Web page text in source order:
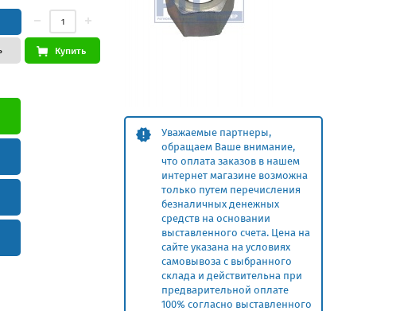
Уважаемые партнеры,
обращаем Ваше внимание,
что оплата заказов в нашем
интернет магазине возможна
только путем перечисления
безналичных денежных
средств на основании
выставленного счета. Цена на
сайте указана на условиях
самовывоза с выбранного
склада и действительна при
предварительной оплате
100% согласно выставленного
Купить